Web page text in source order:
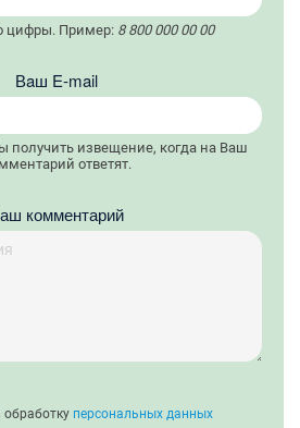
цифры. Пример: 8 800 000 00 00
Вaш E-mail
получить извещение, когда на Ваш
ответят.
комментарий
обработку персональных данных